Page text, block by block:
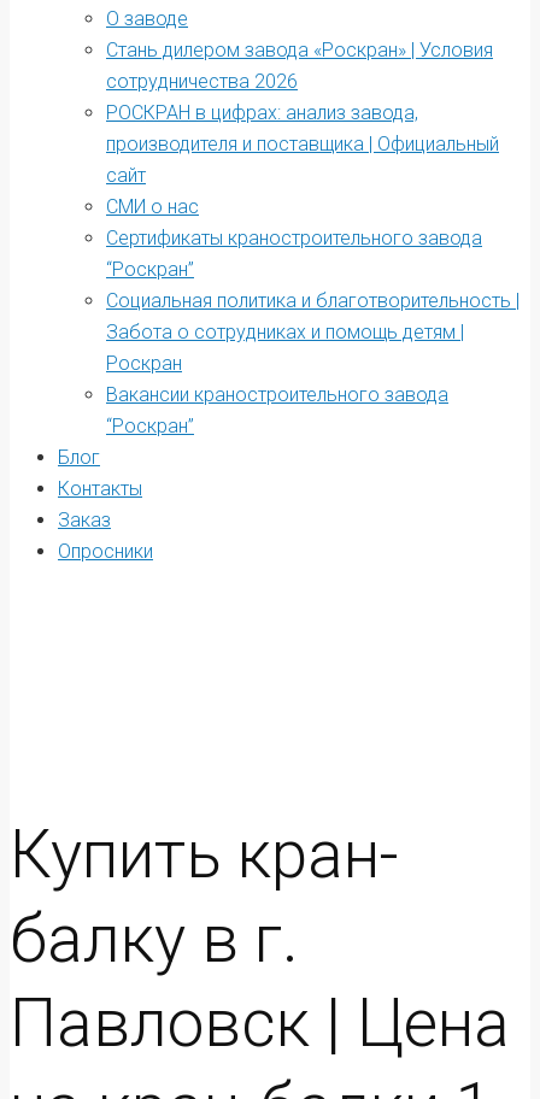
О заводе
Стань дилером завода «Роскран» | Условия
сотрудничества 2026
РОСКРАН в цифрах: анализ завода,
производителя и поставщика | Официальный
сайт
СМИ о нас
Сертификаты краностроительного завода
“Роскран”
Социальная политика и благотворительность |
Забота о сотрудниках и помощь детям |
Роскран
Вакансии краностроительного завода
“Роскран”
Блог
Контакты
Заказ
Опросники
Купить кран-
балку в г.
Павловск | Цена